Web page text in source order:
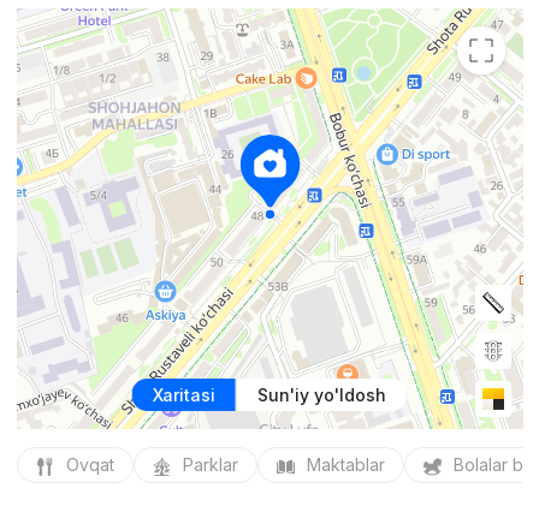
Xaritasi Sun'iy yo'ldosh
Ovqat Parklar Maktablar Bolalar